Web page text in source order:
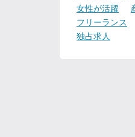
女性が活躍
フリーランス
独占求人